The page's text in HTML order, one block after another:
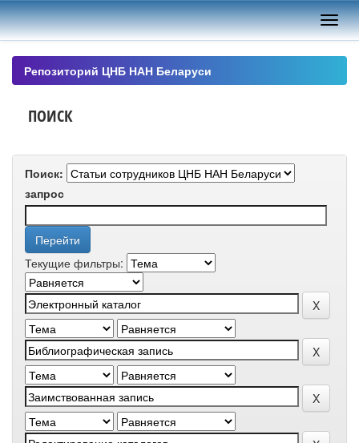
Skip
navigation
Репозиторий ЦНБ НАН Беларуси
ПОИСК
Поиск:
запрос
Текущие фильтры: